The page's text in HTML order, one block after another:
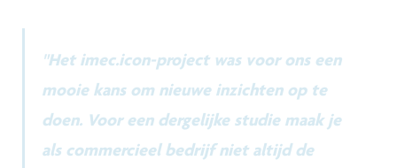
"Het imec.icon-project was voor ons een
mooie kans om nieuwe inzichten op te
doen. Voor een dergelijke studie maak je
als commercieel bedrijf niet altijd de